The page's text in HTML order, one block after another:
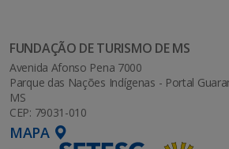
FUNDAÇÃO DE TURISMO DE MS
Avenida Afonso Pena 7000
Parque das Nações Indígenas - Portal
MS
CEP: 79031-010
MAPA